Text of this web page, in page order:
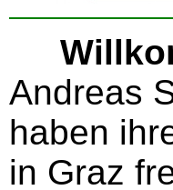
Andreas
haben
in Graz